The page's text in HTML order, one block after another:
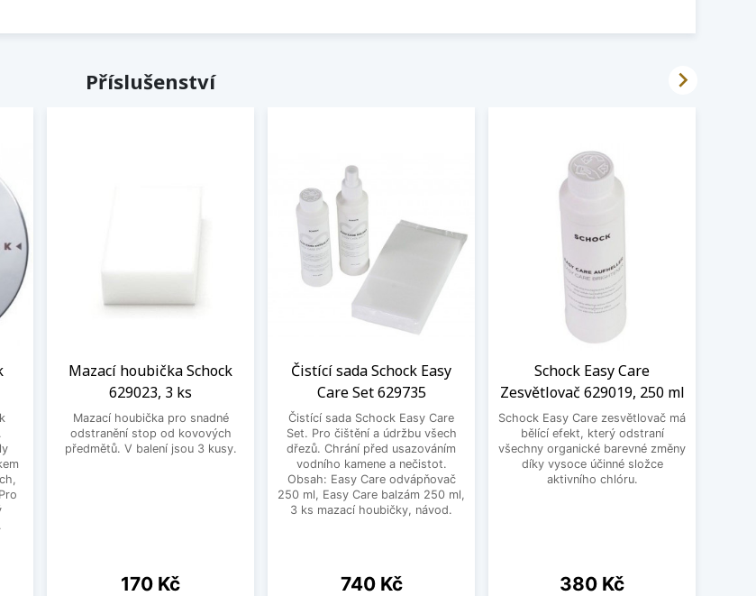
Příslušenství
Mazací houbička Schock
629023, 3 ks
Mazací houbička pro snadné
odstranění stop od kovových
předmětů. V balení jsou 3 kusy.
Cena
170 Kč
Čistící sada Schock Easy
Care Set 629735
Čistící sada Schock Easy Care
Set. Pro čištění a údržbu všech
dřezů. Chrání před usazováním
vodního kamene a nečistot.
Obsah: Easy Care odvápňovač
250 ml, Easy Care balzám 250 ml,
3 ks mazací houbičky, návod.
Cena
740 Kč
Schock Easy Care
Zesvětlovač 629019, 250 ml
Schock Easy Care zesvětlovač má
bělící efekt, který odstraní
všechny organické barevné změny
díky vysoce účinné složce
aktivního chlóru.
Cena
380 Kč
